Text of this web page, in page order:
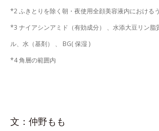
*2 ふきとりを除く朝・夜使用全顔美容液内における
*3 ナイアシンアミド（有効成分） 、水添大豆リン脂
ル、水（基剤） 、 BG( 保湿 )
*4 角層の範囲内
文：仲野もも